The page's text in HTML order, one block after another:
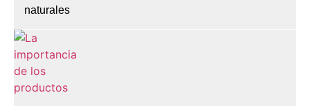
naturales